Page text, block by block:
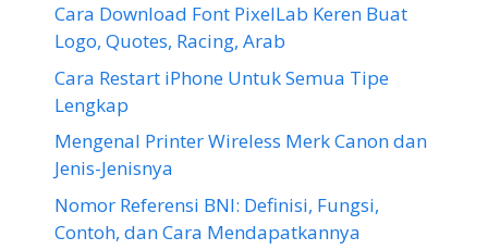
Cara Download Font PixelLab Keren Buat
Logo, Quotes, Racing, Arab
Cara Restart iPhone Untuk Semua Tipe
Lengkap
Mengenal Printer Wireless Merk Canon dan
Jenis-Jenisnya
Nomor Referensi BNI: Definisi, Fungsi,
Contoh, dan Cara Mendapatkannya